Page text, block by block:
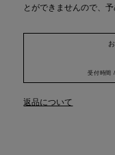
とができませんので、予
受付時間
返品について